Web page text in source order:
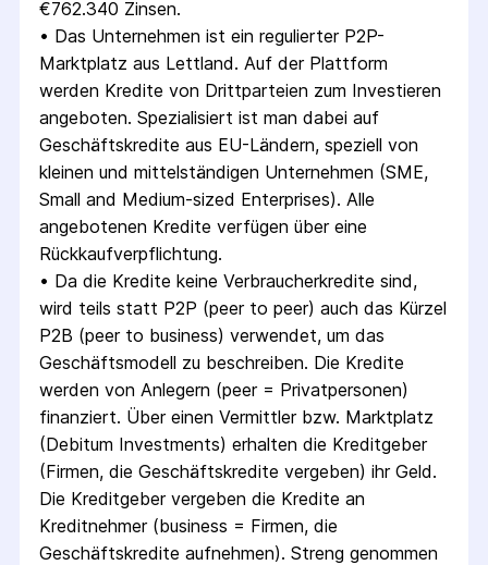
€762.340 Zinsen.
• Das Unternehmen ist ein regulierter P2P-
Marktplatz aus Lettland. Auf der Plattform
werden Kredite von Drittparteien zum Investieren
angeboten. Spezialisiert ist man dabei auf
Geschäftskredite aus EU-Ländern, speziell von
kleinen und mittelständigen Unternehmen (SME,
Small and Medium-sized Enterprises). Alle
angebotenen Kredite verfügen über eine
Rückkaufverpflichtung.
• Da die Kredite keine Verbraucherkredite sind,
wird teils statt P2P (peer to peer) auch das Kürzel
P2B (peer to business) verwendet, um das
Geschäftsmodell zu beschreiben. Die Kredite
werden von Anlegern (peer = Privatpersonen)
finanziert. Über einen Vermittler bzw. Marktplatz
(Debitum Investments) erhalten die Kreditgeber
(Firmen, die Geschäftskredite vergeben) ihr Geld.
Die Kreditgeber vergeben die Kredite an
Kreditnehmer (business = Firmen, die
Geschäftskredite aufnehmen). Streng genommen